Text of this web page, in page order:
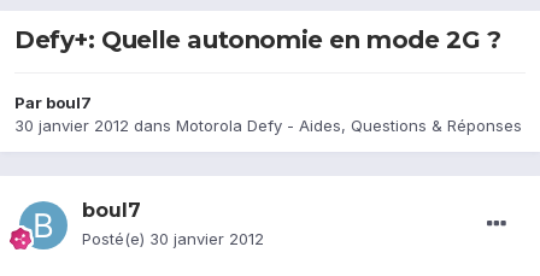
Defy+: Quelle autonomie en mode 2G ?
Par boul7
30 janvier 2012 dans Motorola Defy - Aides, Questions & Réponses
boul7
Posté(e) 30 janvier 2012